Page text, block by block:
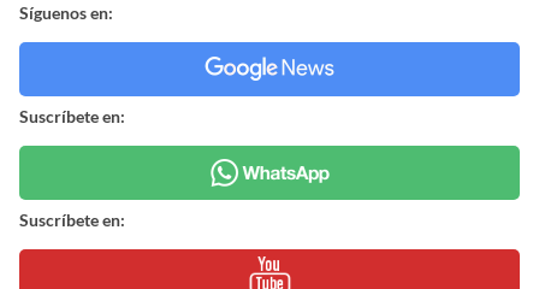
Síguenos en:
Suscríbete en:
Suscríbete en: